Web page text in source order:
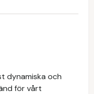
dynamiska och
för vårt